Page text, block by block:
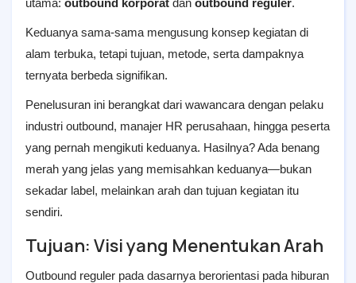
utama: outbound korporat dan outbound reguler.
Keduanya sama-sama mengusung konsep kegiatan di
alam terbuka, tetapi tujuan, metode, serta dampaknya
ternyata berbeda signifikan.
Penelusuran ini berangkat dari wawancara dengan pelaku
industri outbound, manajer HR perusahaan, hingga peserta
yang pernah mengikuti keduanya. Hasilnya? Ada benang
merah yang jelas yang memisahkan keduanya—bukan
sekadar label, melainkan arah dan tujuan kegiatan itu
sendiri.
Tujuan: Visi yang Menentukan Arah
Outbound reguler pada dasarnya berorientasi pada hiburan